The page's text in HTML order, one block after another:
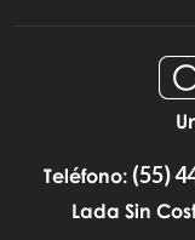
Teléfono: (55)
Lada Sin